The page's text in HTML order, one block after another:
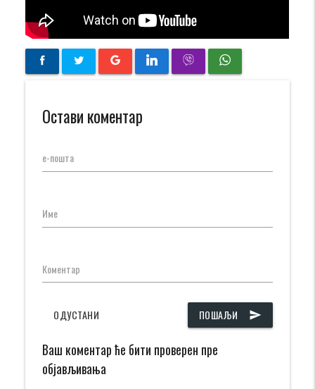
Остави коментар
е-пошта
Име
Коментар
ПОШАЉИ send
ОДУСТАНИ
Ваш коментар ће бити проверен пре
објављивања